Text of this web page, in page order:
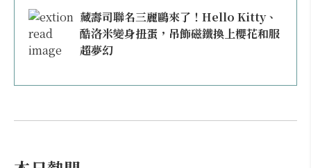
藏壽司聯名三麗鷗來了！Hello Kitty、
酷洛米變身扭蛋，吊飾磁鐵換上櫻花和服
超夢幻